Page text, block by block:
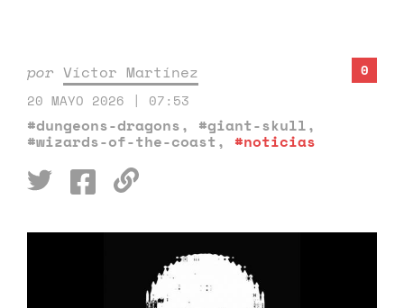
por Víctor Martínez
20 MAYO 2026 | 07:53
#dungeons-dragons, #giant-skull,
#wizards-of-the-coast, #noticias
0